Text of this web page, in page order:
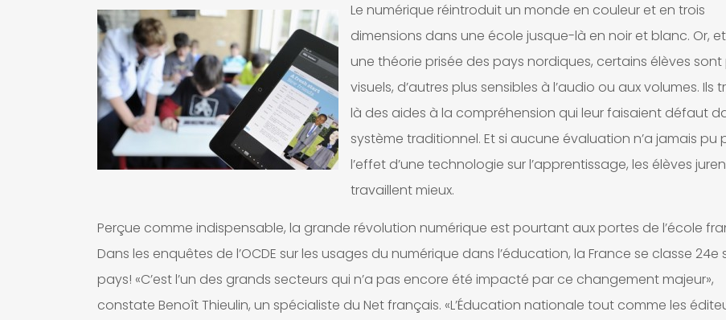
Le numérique réintroduit un monde en couleur et en trois
dimensions dans une école jusque-là en noir et blanc. Or, et
une théorie prisée des pays nordiques, certains élèves sont
visuels, d’autres plus sensibles à l’audio ou aux volumes. Ils
là des aides à la compréhension qui leur faisaient défaut
système traditionnel. Et si aucune évaluation n’a jamais pu
l’effet d’une technologie sur l’apprentissage, les élèves
travaillent mieux.
Perçue comme indispensable, la grande révolution numérique est pourtant aux portes de l’école
Dans les enquêtes de l’OCDE sur les usages du numérique dans l’éducation, la France se classe 24e
pays! «C’est l’un des grands secteurs qui n’a pas encore été impacté par ce changement majeur»,
constate Benoît Thieulin, un spécialiste du Net français. «L’Éducation nationale tout comme les